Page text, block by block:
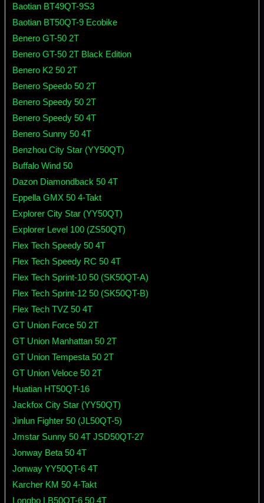
Baotian BT49QT-9S3
Baotian BT50QT-9 Ecobike
Benero GT-50 2T
Benero GT-50 2T Black Edition
Benero K2 50 2T
Benero Speedo 50 2T
Benero Speedy 50 2T
Benero Speedy 50 4T
Benero Sunny 50 4T
Benzhou City Star (YY50QT)
Buffalo Wind 50
Dazon Diamondback 50 4T
Eppella GMX 50 4-Takt
Explorer City Star (YY50QT)
Explorer Level 100 (ZS50QT)
Flex Tech Speedy 50 4T
Flex Tech Speedy RC 50 4T
Flex Tech Sprint-10 50 (SK50QT-A)
Flex Tech Sprint-12 50 (SK50QT-B)
Flex Tech TVZ 50 4T
GT Union Force 50 2T
GT Union Manhattan 50 2T
GT Union Tempesta 50 2T
GT Union Veloce 50 2T
Huatian HT50QT-16
Jackfox City Star (YY50QT)
Jinlun Fighter 50 (JL50QT-5)
Jmstar Sunny 50 4T JSD50QT-27
Jonway Beta 50 4T
Jonway YY50QT-6 4T
Karcher KM 50 4-Takt
Longbo LB50QT-6 50 4T